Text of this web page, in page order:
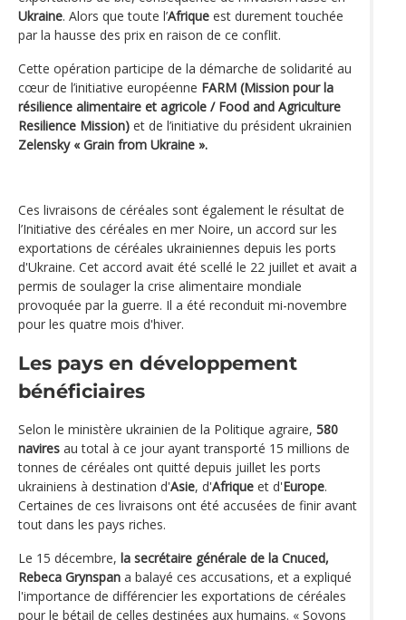
Ukraine. Alors que toute l’Afrique est durement touchée
par la hausse des prix en raison de ce conflit.
Cette opération participe de la démarche de solidarité au
cœur de l’initiative européenne FARM (Mission pour la
résilience alimentaire et agricole / Food and Agriculture
Resilience Mission) et de l’initiative du président ukrainien
Zelensky « Grain from Ukraine ».
Ces livraisons de céréales sont également le résultat de
l’Initiative des céréales en mer Noire, un accord sur les
exportations de céréales ukrainiennes depuis les ports
d'Ukraine. Cet accord avait été scellé le 22 juillet et avait a
permis de soulager la crise alimentaire mondiale
provoquée par la guerre. Il a été reconduit mi-novembre
pour les quatre mois d'hiver.
Les pays en développement
bénéficiaires
Selon le ministère ukrainien de la Politique agraire, 580
navires au total à ce jour ayant transporté 15 millions de
tonnes de céréales ont quitté depuis juillet les ports
ukrainiens à destination d'Asie, d'Afrique et d'Europe.
Certaines de ces livraisons ont été accusées de finir avant
tout dans les pays riches.
Le 15 décembre, la secrétaire générale de la Cnuced,
Rebeca Grynspan a balayé ces accusations, et a expliqué
l'importance de différencier les exportations de céréales
pour le bétail de celles destinées aux humains. « Soyons